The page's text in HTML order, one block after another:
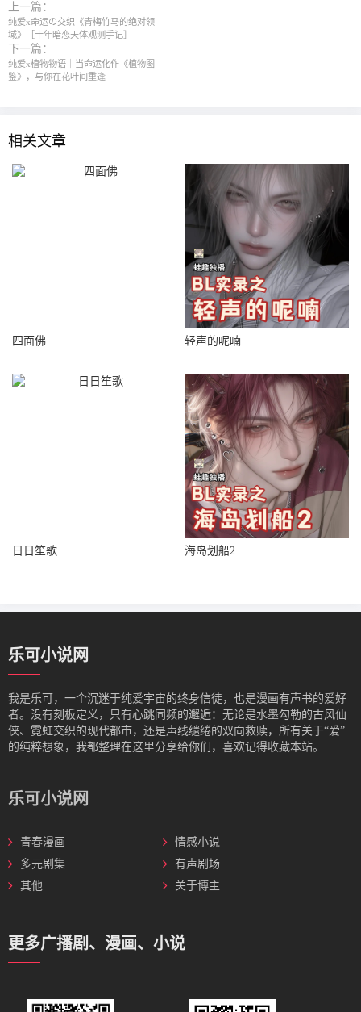
上一篇：
纯爱x命运の交织《青梅竹马的绝对领
域》［十年暗恋天体观测手记］
下一篇：
纯爱x植物物语｜当命运化作《植物图
鉴》，与你在花叶间重逢
相关文章
四面佛 轻声的呢喃
日日笙歌 海岛划船2
乐可小说网
我是‌乐可，一个沉迷于纯爱宇宙的终身信徒，也是漫画有声书的爱好
者。没有刻板定义，只有心跳同频的邂逅：无论是水墨勾勒的古风仙
侠、霓虹交织的现代都市，还是声线缱绻的双向救赎，所有关于“爱”
的纯粹想象，我都整理在这里分享给你们，喜欢记得收藏本站。
乐可小说网
青春漫画
情感小说
多元剧集
有声剧场
其他
关于博主
更多广播剧、漫画、小说